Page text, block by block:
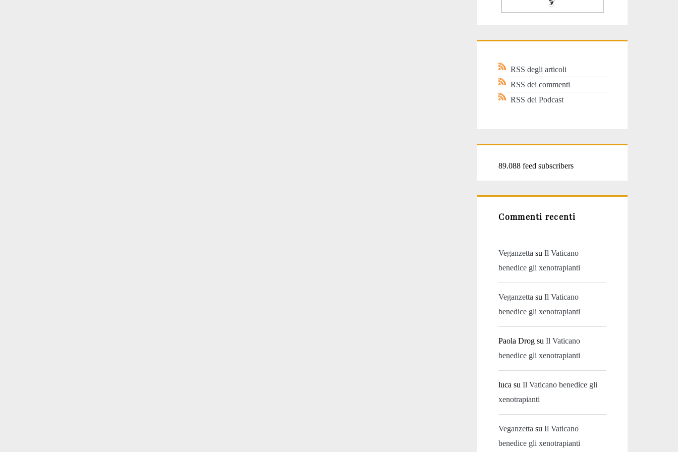
RSS degli articoli
RSS dei commenti
RSS dei Podcast
89.088 feed subscribers
Commenti recenti
Veganzetta suIl Vaticano
benedice gli xenotrapianti
Veganzetta suIl Vaticano
benedice gli xenotrapianti
Paola Drog suIl Vaticano
benedice gli xenotrapianti
luca suIl Vaticano benedice gli
xenotrapianti
Veganzetta suIl Vaticano
benedice gli xenotrapianti